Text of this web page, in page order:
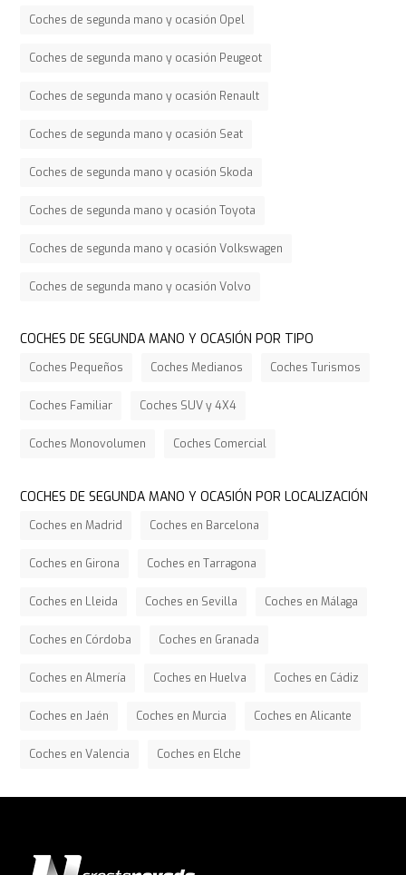
Coches de segunda mano y ocasión Opel
Coches de segunda mano y ocasión Peugeot
Coches de segunda mano y ocasión Renault
Coches de segunda mano y ocasión Seat
Coches de segunda mano y ocasión Skoda
Coches de segunda mano y ocasión Toyota
Coches de segunda mano y ocasión Volkswagen
Coches de segunda mano y ocasión Volvo
COCHES DE SEGUNDA MANO Y OCASIÓN POR TIPO
Coches Pequeños Coches Medianos Coches Turismos
Coches Familiar Coches SUV y 4X4
Coches Monovolumen Coches Comercial
COCHES DE SEGUNDA MANO Y OCASIÓN POR LOCALIZACIÓN
Coches en Madrid Coches en Barcelona
Coches en Girona Coches en Tarragona
Coches en Lleida Coches en Sevilla Coches en Málaga
Coches en Córdoba Coches en Granada
Coches en Almería Coches en Huelva Coches en Cádiz
Coches en Jaén Coches en Murcia Coches en Alicante
Coches en Valencia Coches en Elche